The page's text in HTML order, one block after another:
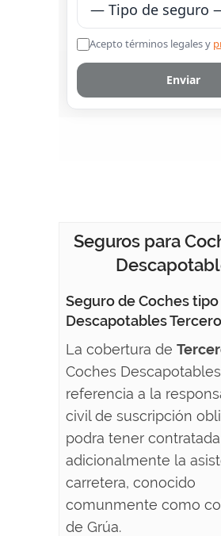
Seguros para
Seguro de Coches tipo
Descapotables
La cobertura de
Coches
referencia a la
civil de suscripción
podra tener contratada
adicionalmente la
carretera, conocido
comunmente como
de Grúa.